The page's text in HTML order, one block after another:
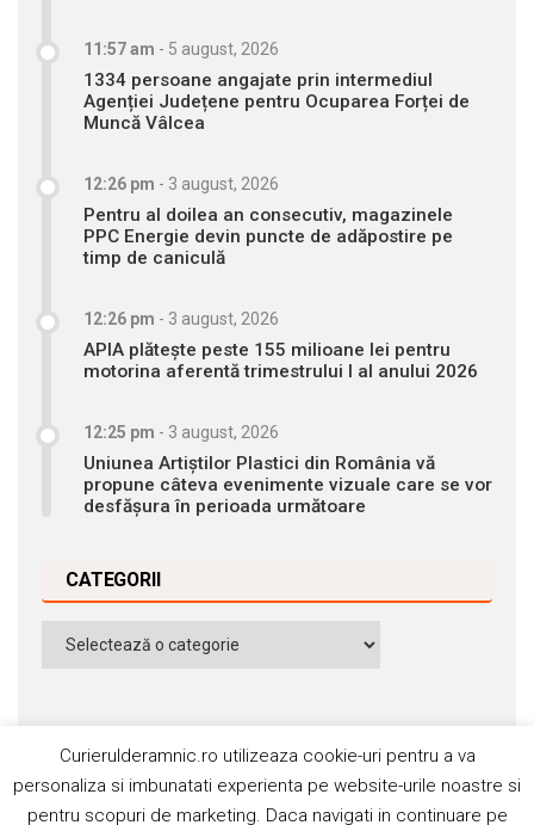
11:57 am - 5 august, 2026
1334 persoane angajate prin intermediul
Agenției Județene pentru Ocuparea Forței de
Muncă Vâlcea
12:26 pm - 3 august, 2026
Pentru al doilea an consecutiv, magazinele
PPC Energie devin puncte de adăpostire pe
timp de caniculă
12:26 pm - 3 august, 2026
APIA plătește peste 155 milioane lei pentru
motorina aferentă trimestrului I al anului 2026
12:25 pm - 3 august, 2026
Uniunea Artiștilor Plastici din România vă
propune câteva evenimente vizuale care se vor
desfășura în perioada următoare
CATEGORII
Categorii
Curierulderamnic.ro utilizeaza cookie-uri pentru a va
personaliza si imbunatati experienta pe website-urile noastre si
pentru scopuri de marketing. Daca navigati in continuare pe